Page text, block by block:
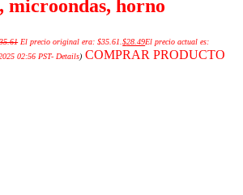
microondas, horno
35.61 El precio original era: $35.61.$28.49El precio actual es:
02:56 PST- Details) COMPRAR PRODUCTO